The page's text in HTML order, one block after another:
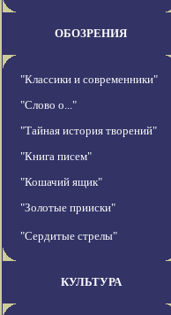
ОБОЗРЕНИЯ
"Классики и современники"
"Слово о..."
"Тайная история творений"
"Книга писем"
"Кошачий ящик"
"Золотые прииски"
"Сердитые стрелы"
КУЛЬТУРА